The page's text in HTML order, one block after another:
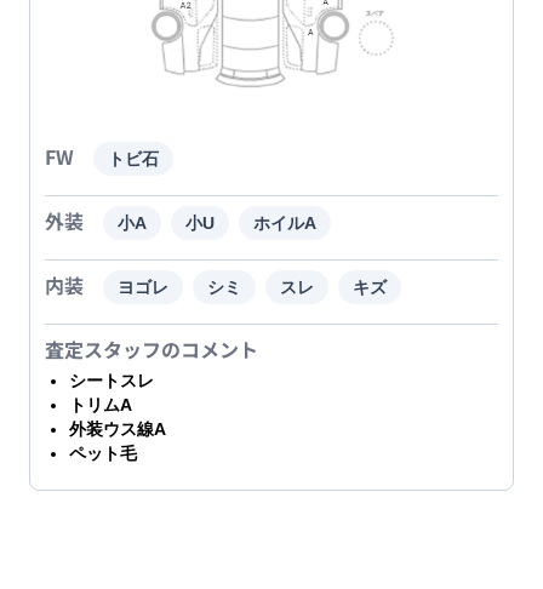
FW トビ石
外装 小A 小U ホイルA
内装 ヨゴレ シミ スレ キズ
査定スタッフのコメント
シートスレ
トリムA
外装ウス線A
ペット毛